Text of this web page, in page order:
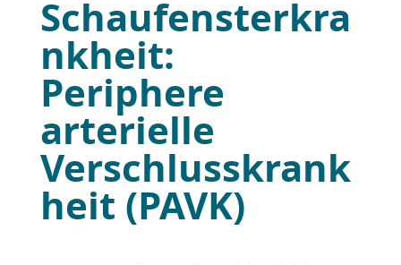
Schaufensterkra
nkheit:
Periphere
arterielle
Verschlusskrank
heit (PAVK)